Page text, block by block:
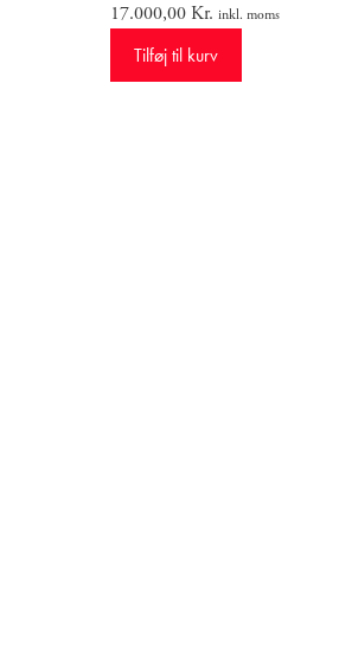
17.000,00Kr. inkl. moms
Tilføj til kurv